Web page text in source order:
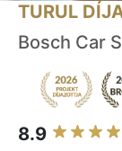
TURUL
Bosch Car
8.9